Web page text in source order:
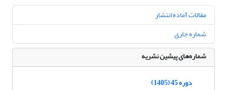
مقالات آماده انتشار
شماره جاری
شماره‌های پیشین نشریه
دوره 45 (1405)